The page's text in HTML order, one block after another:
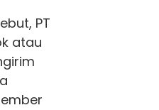
PT
atau